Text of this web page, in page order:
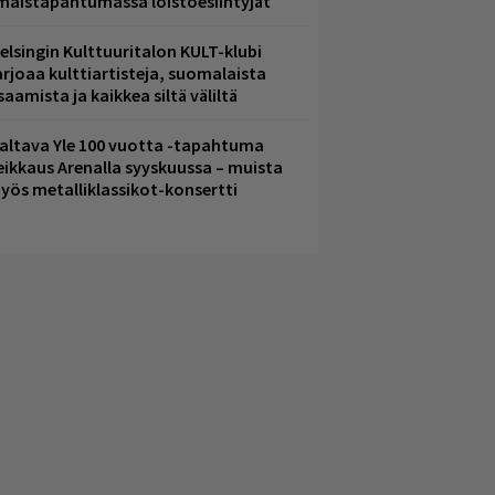
Kulttuuritalon KULT-klubi
kulttiartisteja, suomalaista
ja kaikkea siltä väliltä
Yle 100 vuotta -tapahtuma
Arenalla syyskuussa – muista
metalliklassikot-konsertti